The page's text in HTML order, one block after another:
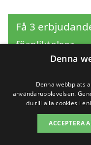
Få 3
förpliktelser
Sök efter
Denna
Denna webbplats
användarupplevelsen.
du till alla cookies i
ACCEPTERA